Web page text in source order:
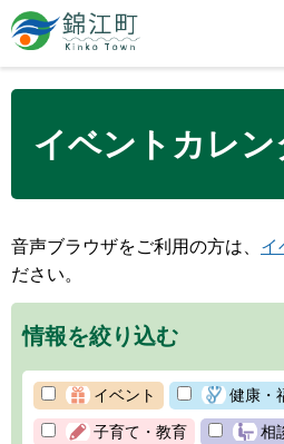
錦江町 Kinko
Town
イベントカレン
音声ブラウザをご利用の方は、 イ
ださい。
情報を絞り込む
イベント 健康・
子育て・教育 相